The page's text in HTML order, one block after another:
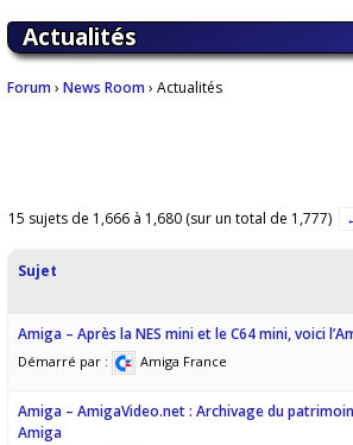
Actualités
Forum› News Room› Actualités
15 sujets de 1,666 à 1,680 (sur un total de 1,777)
Sujet
Amiga – Après la NES mini et le C64 mini, voici
Démarré par : Amiga France
Amiga – AmigaVideo.net : Archivage du
Amiga